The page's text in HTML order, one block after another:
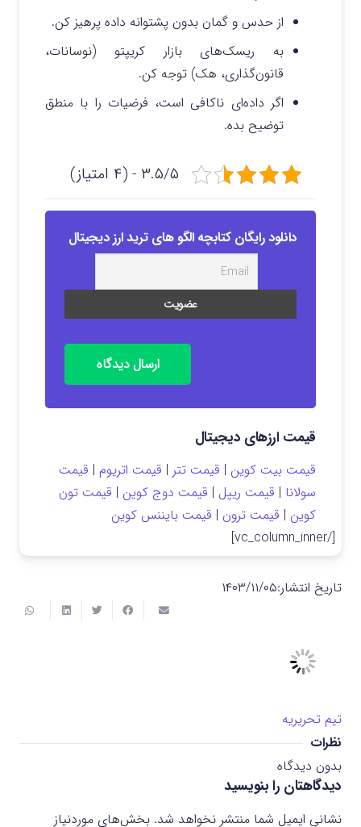
از حدس و گمان بدون پشتوانه داده پرهیز کن.
به ریسک‌های بازار کریپتو (نوسانات،
قانون‌گذاری، هک) توجه کن.
اگر داده‌ای ناکافی است، فرضیات را با منطق
توضیح بده.
۳.۵/۵ - (۴ امتیاز)
دانلود رایگان کتابچه الگو های ترید ارز دیجیتال
ارسال دیدگاه
قیمت ارزهای دیجیتال
قیمت بیت کوین | قیمت تتر | قیمت اتریوم | قیمت
سولانا | قیمت ریپل | قیمت دوج کوین | قیمت تون
کوین | قیمت ترون | قیمت بایننس کوین
[/vc_column_inner]
تاریخ انتشار:۱۴۰۳/۱۱/۰۵
تیم تحریریه
نظرات
بدون دیدگاه
دیدگاهتان را بنویسید
نشانی ایمیل شما منتشر نخواهد شد. بخش‌های موردنیاز